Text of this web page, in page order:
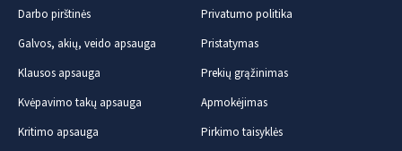
Darbo pirštinės
Galvos, akių, veido apsauga
Klausos apsauga
Kvėpavimo takų apsauga
Kritimo apsauga
Privatumo politika
Pristatymas
Prekių grąžinimas
Apmokėjimas
Pirkimo taisyklės